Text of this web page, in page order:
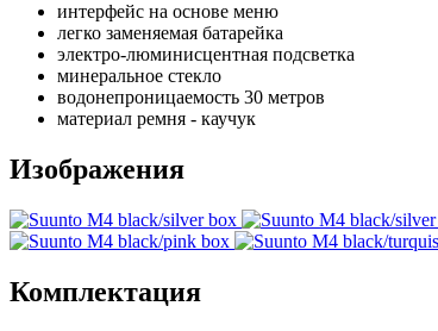
интерфейс на основе меню
легко заменяемая батарейка
электро-люминисцентная подсветка
минеральное стекло
водонепроницаемость 30 метров
материал ремня - каучук
Изображения
Комплектация